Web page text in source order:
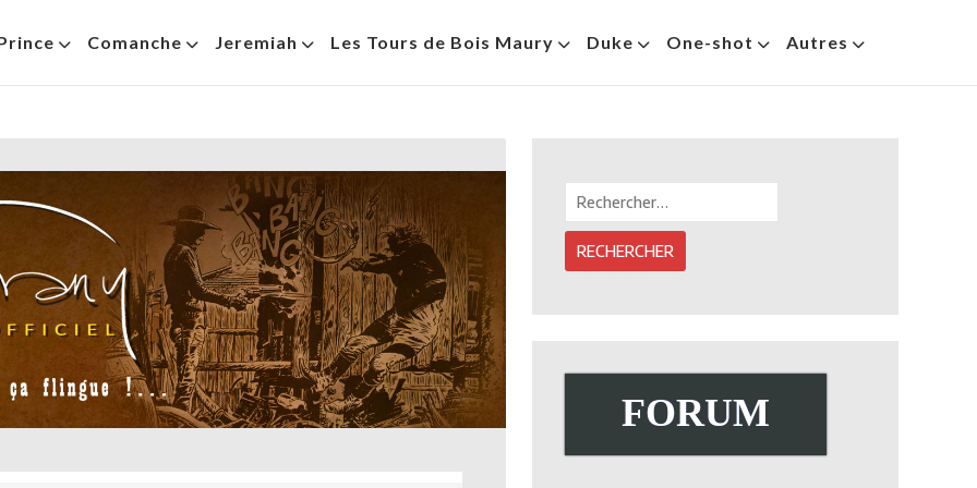
Comanche Jeremiah Les Tours de Bois Maury Duke One-shot Autres
FORUM